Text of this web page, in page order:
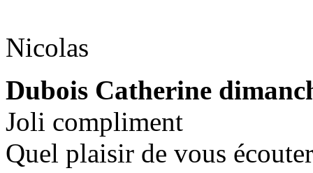
Nicolas
Dubois Catherine
Joli compliment
Quel plaisir de vous